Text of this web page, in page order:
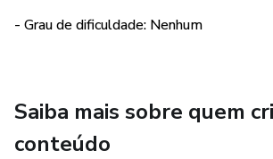
- Grau de dificuldade: Nenhum
Saiba mais sobre quem
conteúdo